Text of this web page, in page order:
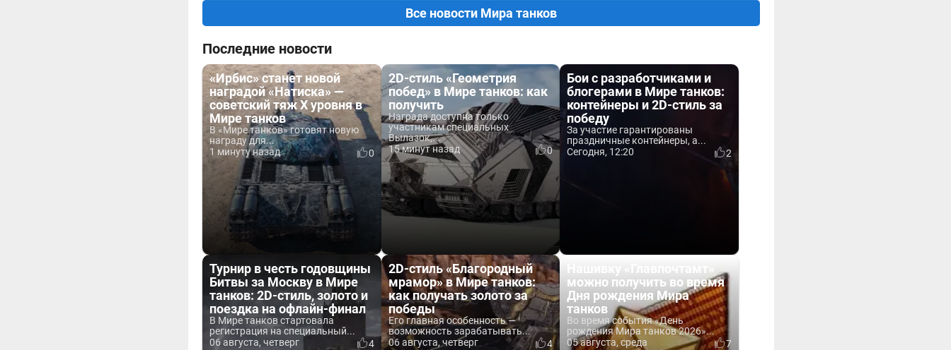
Все новости Мира танков
Последние новости
«Ирбис» станет новой
наградой «Натиска» —
советский тяж X уровня в
Мире танков
В «Мире танков» готовят новую
награду для...
1 минуту назад
0
2D-стиль «Геометрия
побед» в Мире танков: как
получить
Награда доступна только
участникам специальных
Вылазок,...
15 минут назад
0
Бои с разработчиками и
блогерами в Мире танков:
контейнеры и 2D-стиль за
победу
За участие гарантированы
праздничные контейнеры, а...
Сегодня, 12:20
2
Турнир в честь годовщины
Битвы за Москву в Мире
танков: 2D-стиль, золото и
поездка на офлайн-финал
В Мире танков стартовала
регистрация на специальный...
06 августа, четверг
4
2D-стиль «Благородный
мрамор» в Мире танков:
как получать золото за
победы
Его главная особенность —
возможность зарабатывать...
06 августа, четверг
4
Нашивку «Главпочтамт»
можно получить во время
Дня рождения Мира
танков
Во время события «День
рождения Мира танков 2026»...
05 августа, среда
7